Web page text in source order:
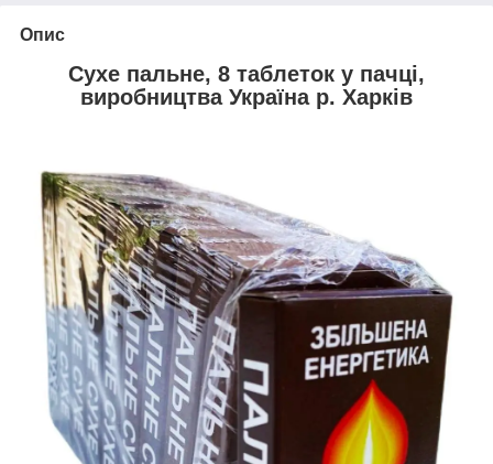
Опис
Сухе пальне, 8 таблеток у пачці,
виробництва Україна р. Харків